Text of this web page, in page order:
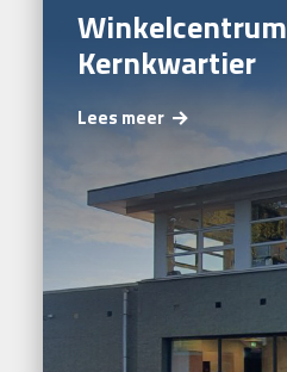
Winkelcentrum
Kernkwartier
Lees meer